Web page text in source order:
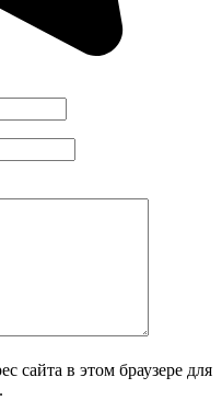
сайта в этом браузере для